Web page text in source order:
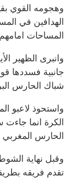
وهجومه القوي
المساحات
وانبرى الظهير
جانبية فسددها
شباك الحارس
واستحوذ لاعبو
الكرة انما
الحارس المغربي
وقبل نهاية
تقدم فريقه